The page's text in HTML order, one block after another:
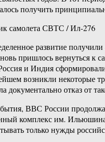
получить
самолета СВТС / Ил-276
развитие
пришлось вернуться к
и Индия
возникли некоторые
документально отказ от
ВВС России
комплекс им.
только нужды